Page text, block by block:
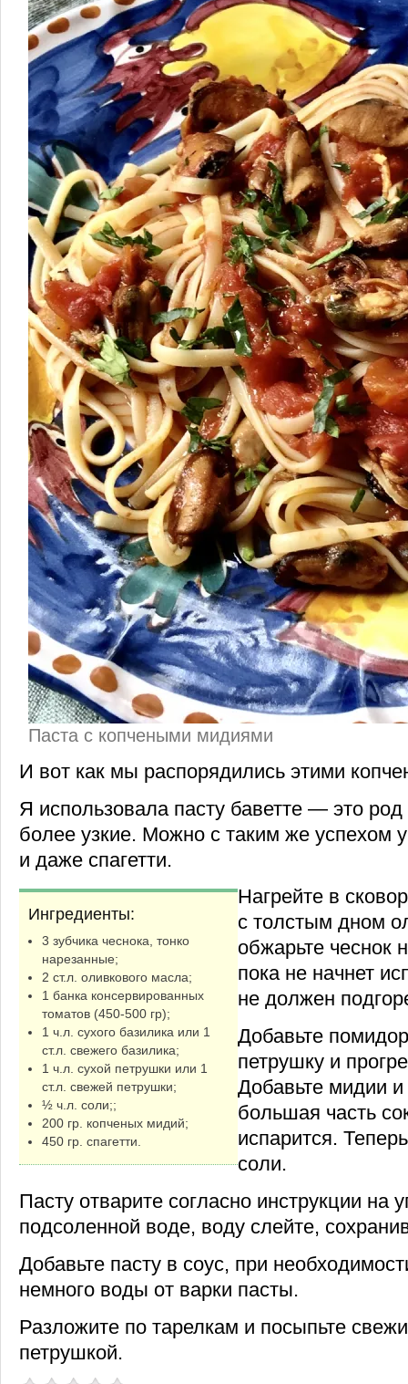
Паста с копчеными мидиями
И вот как мы распорядились этими
Я использовала пасту баветте — это род
более узкие. Можно с таким же успехом
и даже спагетти.
Ингредиенты:
3 зубчика чеснока, тонко
нарезанные;
2 ст.л. оливкового масла;
1 банка консервированных
томатов (450-500 гр);
1 ч.л. сухого базилика или 1
ст.л. свежего базилика;
1 ч.л. сухой петрушки или 1
ст.л. свежей петрушки;
½ ч.л. соли;;
200 гр. копченых мидий;
450 гр. спагетти.
Нагрейте в
с толстым дном
обжарьте чеснок
пока не начнет
не должен
Добавьте
петрушку и
Добавьте мидии и
большая часть
испарится.
соли.
Пасту отварите согласно инструкции на
подсоленной воде, воду слейте,
Добавьте пасту в соус, при
немного воды от варки пасты.
Разложите по тарелкам и посыпьте
петрушкой.